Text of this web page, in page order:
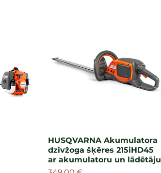
HUSQVARNA Akumulatora
dzivžoga šķēres 215iHD45
ar akumulatoru un lādētāju